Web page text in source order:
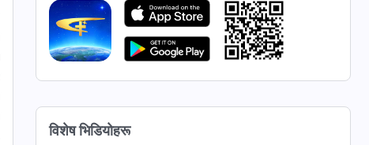
9:18
परमेश्‍वरका दैनिक वचनहरू: गन्तव्य र
परिणामहरू | अंश ६१०
विशेष भिडियोहरू